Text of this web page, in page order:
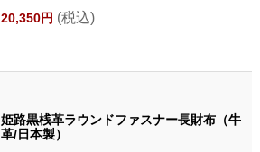
20,350円 (税込)
姫路黒桟革ラウンドファスナー長財布（牛
革/日本製）